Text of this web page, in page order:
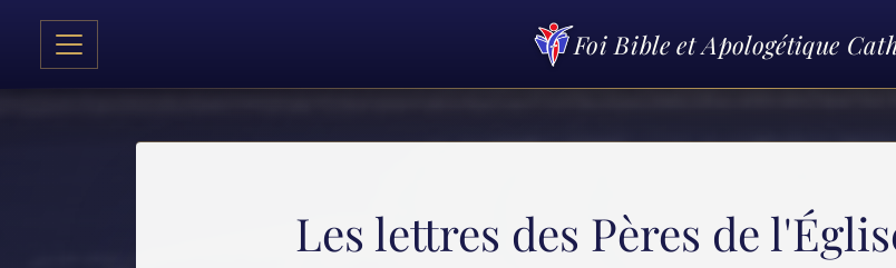
Foi Bible et Apologétique
Les lettres des Pères de